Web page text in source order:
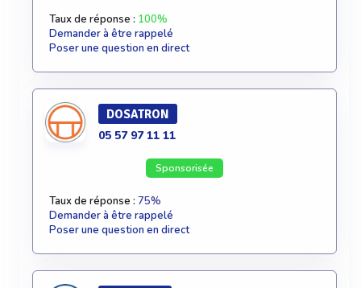
Taux de réponse : 100%
Demander à être rappelé
Poser une question en direct
DOSATRON
05 57 97 11 11
Sponsorisée
Taux de réponse : 75%
Demander à être rappelé
Poser une question en direct